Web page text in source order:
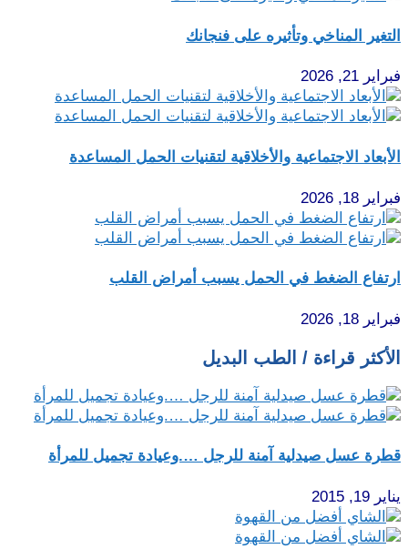
التغير المناخي وتأثيره على فنجانك
فبراير 21, 2026
الأبعاد الاجتماعية والأخلاقية لتقنيات الحمل المساعدة
فبراير 18, 2026
ارتفاع الضغط في الحمل يسبب أمراض القلب
فبراير 18, 2026
الأكثر قراءة / الطب البديل
قطرة عسل صيدلية آمنة للرجل ….وعيادة تجميل للمرأة
يناير 19, 2015